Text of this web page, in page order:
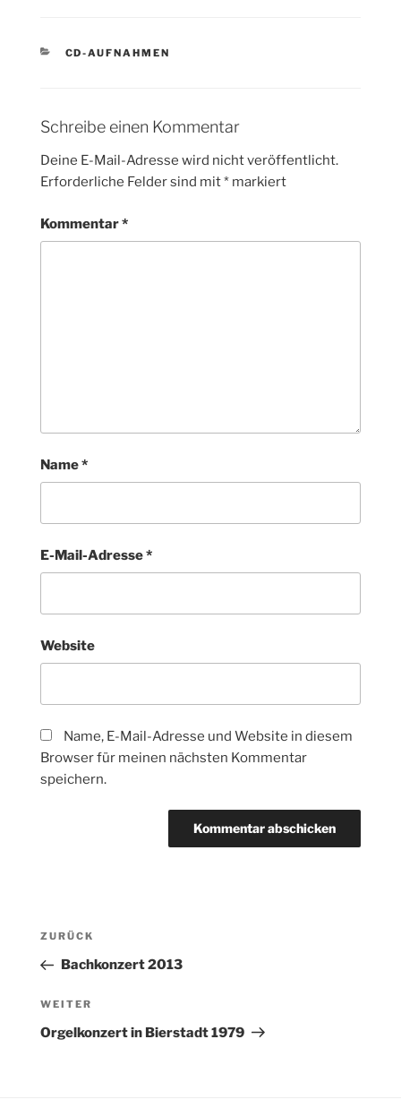
KATEGORIEN
CD-AUFNAHMEN
Schreibe einen Kommentar
Deine E-Mail-Adresse wird nicht veröffentlicht.
Erforderliche Felder sind mit* markiert
Kommentar*
Name*
E-Mail-Adresse*
Website
Name, E-Mail-Adresse und Website in diesem
Browser für meinen nächsten Kommentar
speichern.
Beitragsnavigation
Vorheriger
Beitrag
ZURÜCK
Bachkonzert 2013
Nächster
Beitrag
WEITER
Orgelkonzert in Bierstadt 1979